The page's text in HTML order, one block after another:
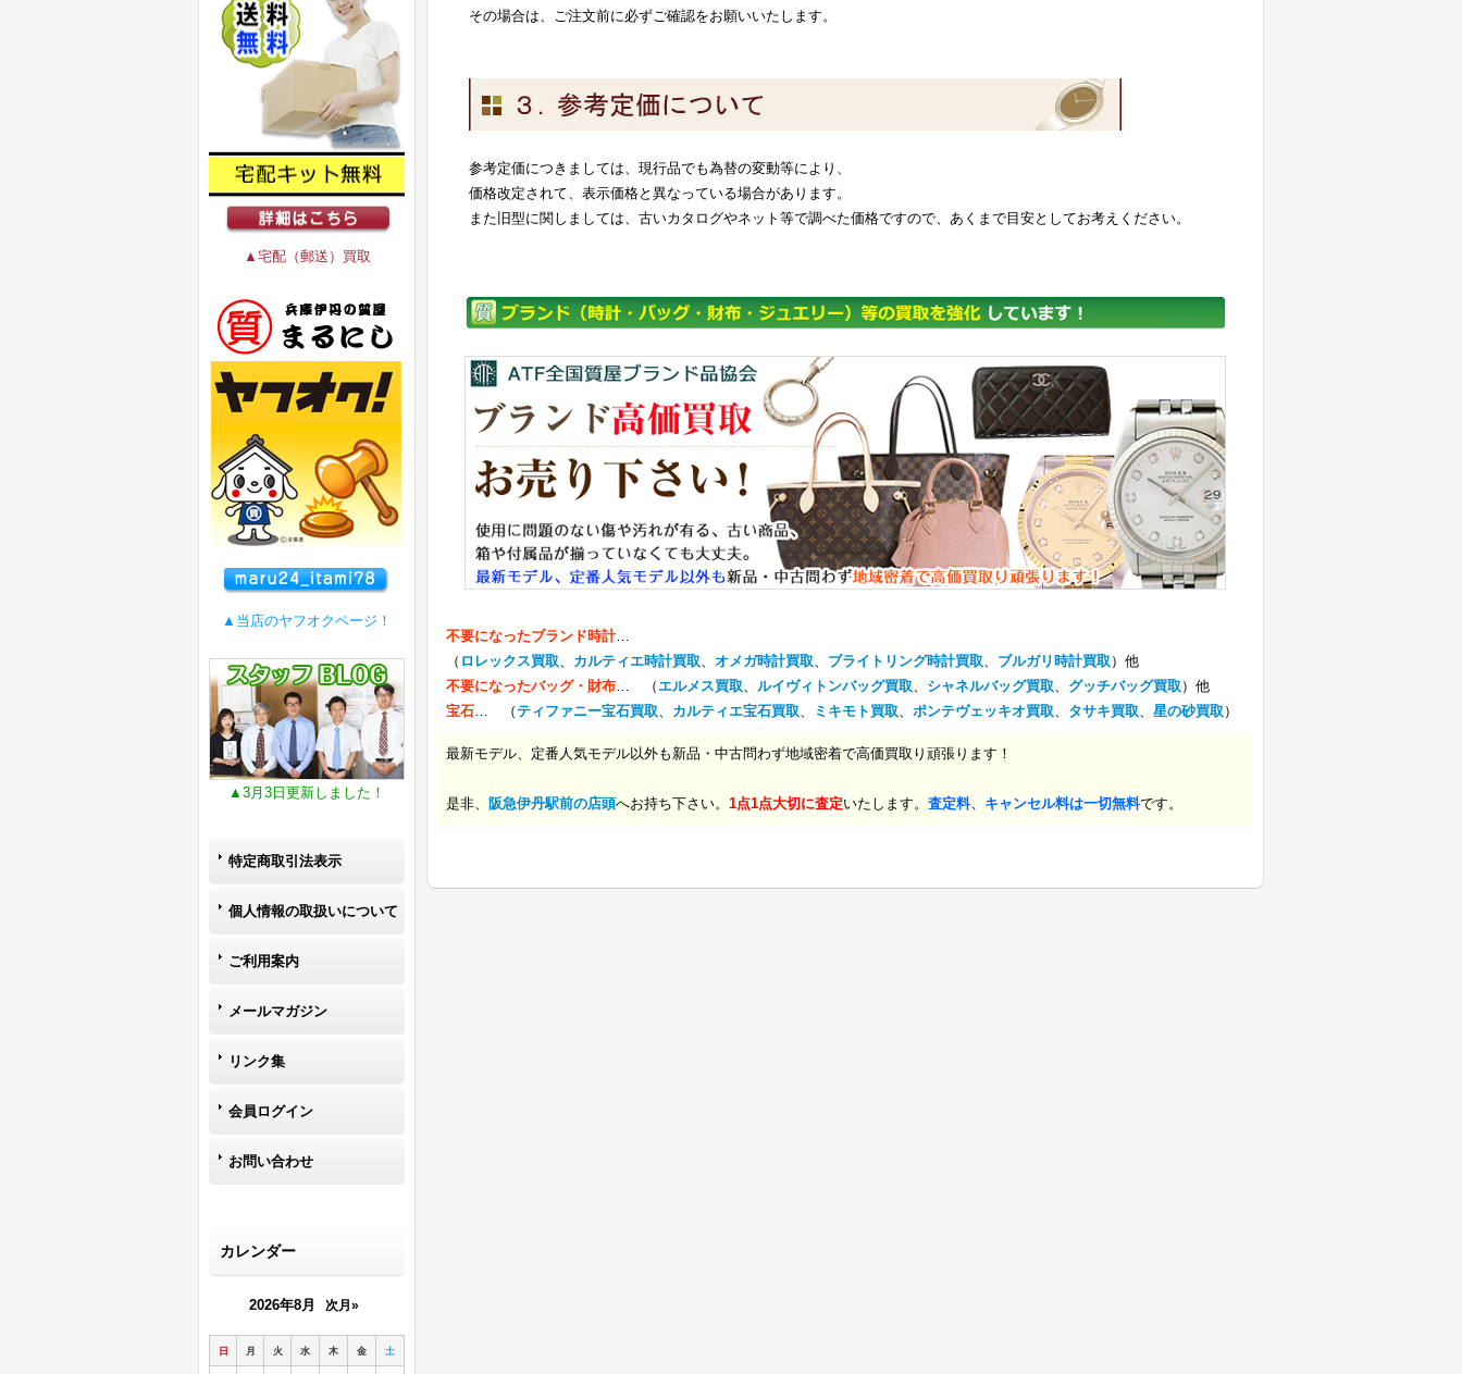
▲宅配（郵送）買取
▲当店のヤフオクページ！
▲3月3日更新しました！
特定商取引法表示
個人情報の取扱いについて
ご利用案内
メールマガジン
リンク集
会員ログイン
お問い合わせ
カレンダー
2026年8月 次月»
日 月 火 水 木 金 土
その場合は、ご注文前に必ずご確認をお願いいたします。
参考定価につきましては、現行品でも為替の変動等により、
価格改定されて、表示価格と異なっている場合があります。
また旧型に関しましては、古いカタログやネット等で調べた価格ですので、あくまで目安としてお考えください。
不要になったブランド時計…
（ ロレックス買取、 カルティエ時計買取、 オメガ時計買取、 ブライトリング時計買取、 ブルガリ時計買取 ）他
不要になったバッグ・財布… （ エルメス買取、 ルイヴィトンバッグ買取、 シャネルバッグ買取、 グッチバッグ買取 ）他
宝石… （ティファニー宝石買取、 カルティエ宝石買取、 ミキモト買取、 ポンテヴェッキオ買取、 タサキ買取、 星の砂買取 ）
最新モデル、定番人気モデル以外も新品・中古問わず地域密着で高価買取り頑張ります！
是非、 阪急伊丹駅前の店頭へお持ち下さい。 1点1点大切に査定いたします。 査定料、キャンセル料は一切無料です。